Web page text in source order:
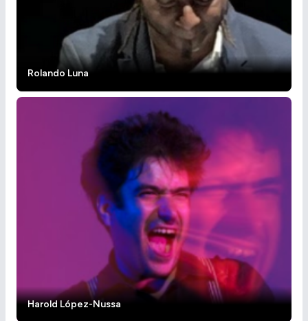
Rolando Luna
Harold López-Nussa